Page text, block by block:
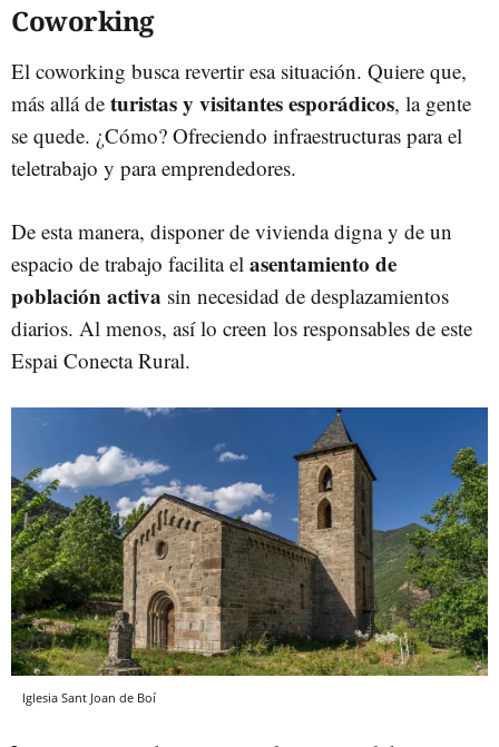
Coworking
El coworking busca revertir esa situación. Quiere que,
más allá de turistas y visitantes esporádicos, la gente
se quede. ¿Cómo? Ofreciendo infraestructuras para el
teletrabajo y para emprendedores.
De esta manera, disponer de vivienda digna y de un
espacio de trabajo facilita el asentamiento de
población activa sin necesidad de desplazamientos
diarios. Al menos, así lo creen los responsables de este
Espai Conecta Rural.
Iglesia Sant Joan de Boí